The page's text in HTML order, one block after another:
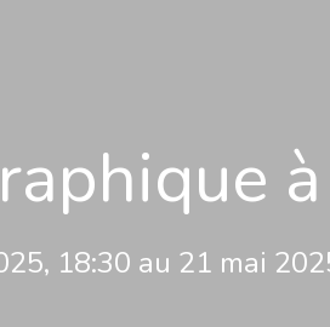
18:30 au 21 mai